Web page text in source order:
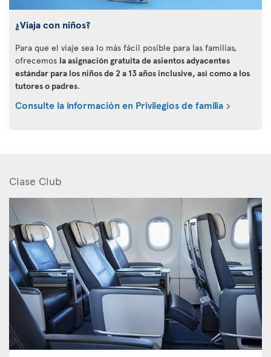
¿Viaja con niños?
Para que el viaje sea lo más fácil posible para las familias,
ofrecemos la asignación gratuita de asientos adyacentes
estándar para los niños de 2 a 13 años inclusive, así como a los
tutores o padres.
Consulte la información en Privilegios de familia
Clase Club